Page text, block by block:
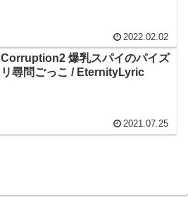
2022.02.02
Corruption2 爆乳スパイのパイズ
リ尋問ごっこ / EternityLyric
2021.07.25